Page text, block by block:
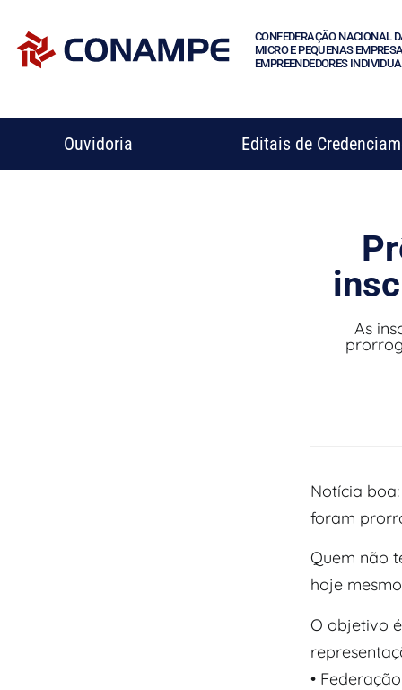
CONFEDERAÇÃO NACIONAL
MICRO E PEQUENAS
EMPREENDEDORES
Ouvidoria Editais de
As
Notícia
foram
Quem não
hoje
O objetivo
•